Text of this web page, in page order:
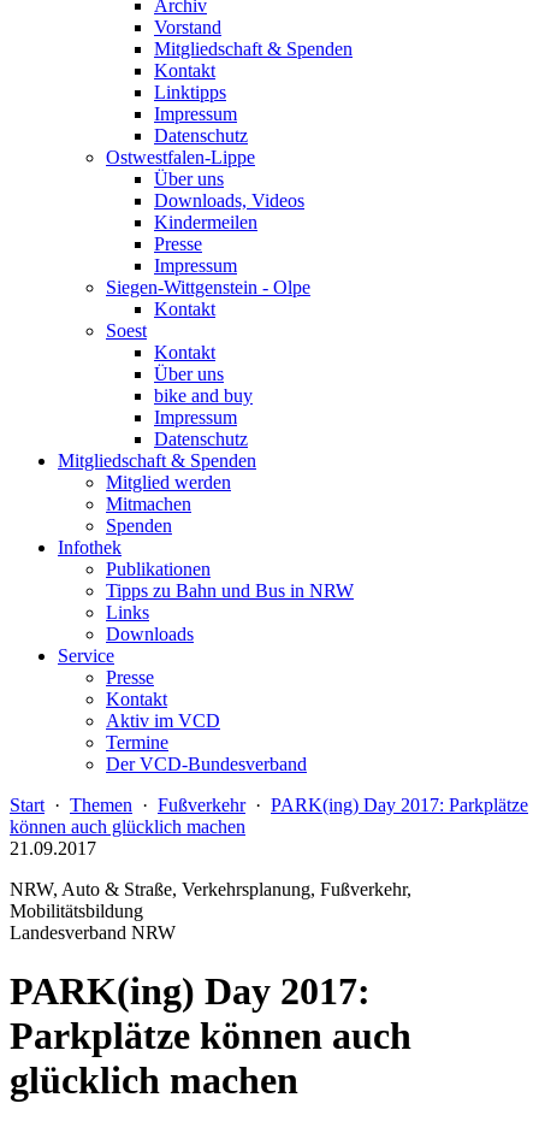
Archiv
Vorstand
Mitgliedschaft & Spenden
Kontakt
Linktipps
Impressum
Datenschutz
Ostwestfalen-Lippe
Über uns
Downloads, Videos
Kindermeilen
Presse
Impressum
Siegen-Wittgenstein - Olpe
Kontakt
Soest
Kontakt
Über uns
bike and buy
Impressum
Datenschutz
Mitgliedschaft & Spenden
Mitglied werden
Mitmachen
Spenden
Infothek
Publikationen
Tipps zu Bahn und Bus in NRW
Links
Downloads
Service
Presse
Kontakt
Aktiv im VCD
Termine
Der VCD-Bundesverband
Start · Themen · Fußverkehr· PARK(ing) Day 2017: Parkplätze
können auch glücklich machen
21.09.2017
NRW, Auto & Straße, Verkehrsplanung, Fußverkehr,
Mobilitätsbildung
Landesverband NRW
PARK(ing) Day 2017:
Parkplätze können auch
glücklich machen